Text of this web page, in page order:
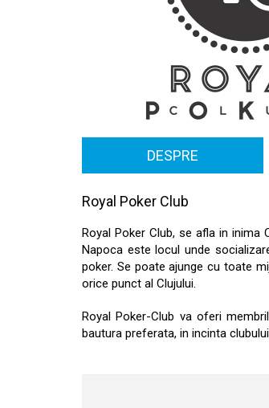
DESPRE
Royal Poker Club
Royal Poker Club, se afla in inima
Napoca este locul unde
poker. Se poate ajunge cu toate
orice punct al Clujului.
Royal Poker-Club va oferi
bautura preferata, in incinta